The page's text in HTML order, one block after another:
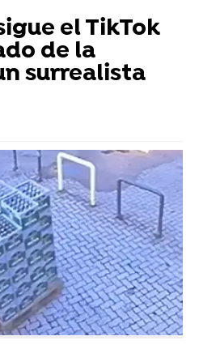
el TikTok
de la
surrealista